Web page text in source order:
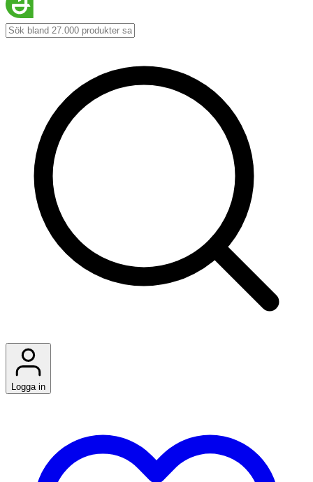
Logga in